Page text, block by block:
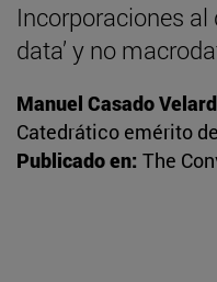
Incorporaciones al
data’ y no
Manuel Casado
Catedrático emérito
Publicado en: The